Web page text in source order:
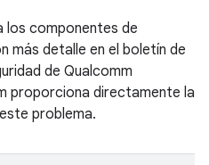
los componentes de
más detalle en el boletín de
de Qualcomm
proporciona directamente la
problema.